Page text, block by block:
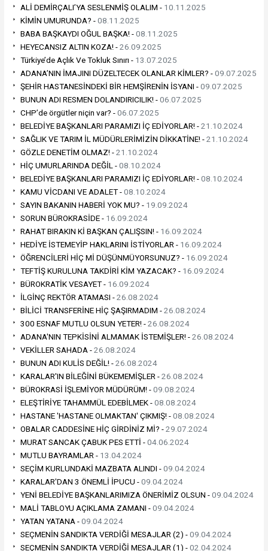
ALİ DEMİRÇALI’YA SESLENMİŞ OLALIM - 10.11.2025
KİMİN UMURUNDA? -08.11.2025
BABA BAŞKAYDI OĞUL BAŞKA! -08.11.2025
HEYECANSIZ ALTIN KOZA! -26.09.2025
Türkiye’de Açlık Ve Tokluk Sınırı - 13.07.2025
ADANA’NIN İMAJINI DÜZELTECEK OLANLAR KİMLER? -09.07.2025
ŞEHİR HASTANESİNDEKİ BİR HEMŞİRENİN İSYANI -09.07.2025
BUNUN ADI RESMEN DOLANDIRICILIK! -06.07.2025
CHP’de örgütler niçin var? -06.07.2025
BELEDİYE BAŞKANLARI PARAMIZI İÇ EDİYORLAR! -21.10.2024
SAĞLIK VE TARIM İL MÜDÜRLERİMİZİN DİKKATİNE! -21.10.2024
GÖZLE DENETİM OLMAZ! -21.10.2024
HİÇ UMURLARINDA DEĞİL -08.10.2024
BELEDİYE BAŞKANLARI PARAMIZI İÇ EDİYORLAR! -08.10.2024
KAMU VİCDANI VE ADALET -08.10.2024
SAYIN BAKANIN HABERİ YOK MU? - 19.09.2024
SORUN BÜROKRASİDE - 16.09.2024
RAHAT BIRAKIN Kİ BAŞKAN ÇALIŞSIN! - 16.09.2024
HEDİYE İSTEMEYİP HAKLARINI İSTİYORLAR - 16.09.2024
ÖĞRENCİLERİ HİÇ Mİ DÜŞÜNMÜYORSUNUZ? - 16.09.2024
TEFTİŞ KURULUNA TAKDİRİ KİM YAZACAK? - 16.09.2024
BÜROKRATİK VESAYET - 16.09.2024
İLGİNÇ REKTÖR ATAMASI -26.08.2024
BİLİCİ TRANSFERİNE HİÇ ŞAŞIRMADIM -26.08.2024
300 ESNAF MUTLU OLSUN YETER! -26.08.2024
ADANA'NIN TEPKİSİNİ ALMAMAK İSTEMİŞLER! -26.08.2024
VEKİLLER SAHADA -26.08.2024
BUNUN ADI KULİS DEĞİL! -26.08.2024
KARALAR'IN BİLEĞİNİ BÜKEMEMİŞLER -26.08.2024
BÜROKRASİ İŞLEMİYOR MÜDÜRÜM! -09.08.2024
ELEŞTİRİYE TAHAMMÜL EDEBİLMEK -08.08.2024
HASTANE 'HASTANE OLMAKTAN' ÇIKMIŞ! -08.08.2024
OBALAR CADDESİNE HİÇ GİRDİNİZ Mİ? -29.07.2024
MURAT SANCAK ÇABUK PES ETTİ -04.06.2024
MUTLU BAYRAMLAR - 13.04.2024
SEÇİM KURLUNDAKİ MAZBATA ALINDI -09.04.2024
KARALAR'DAN 3 ÖNEMLİ İPUCU -09.04.2024
YENİ BELEDİYE BAŞKANLARIMIZA ÖNERİMİZ OLSUN -09.04.2024
MALİ TABLOYU AÇIKLAMA ZAMANI -09.04.2024
YATAN YATANA -09.04.2024
SEÇMENİN SANDIKTA VERDİĞİ MESAJLAR (2) -09.04.2024
SEÇMENİN SANDIKTA VERDİĞİ MESAJLAR (1) -02.04.2024